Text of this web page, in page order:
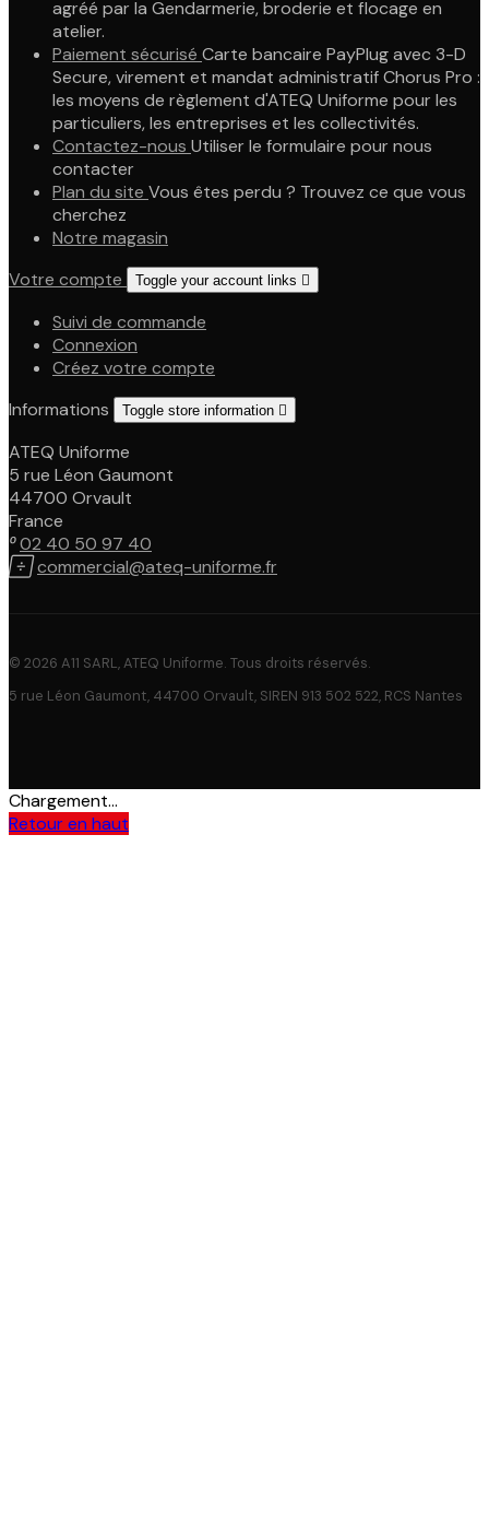
agréé par la Gendarmerie, broderie et flocage en
atelier.
Paiement sécurisé Carte bancaire PayPlug avec 3-D
Secure, virement et mandat administratif Chorus Pro :
les moyens de règlement d'ATEQ Uniforme pour les
particuliers, les entreprises et les collectivités.
Contactez-nous Utiliser le formulaire pour nous
contacter
Plan du site Vous êtes perdu ? Trouvez ce que vous
cherchez
Notre magasin
Votre compte
Toggle your account links 
Suivi de commande
Connexion
Créez votre compte
Informations
Toggle store information 
ATEQ Uniforme
5 rue Léon Gaumont
44700 Orvault
France
02 40 50 97 40
commercial@ateq-uniforme.fr
© 2026 A11 SARL, ATEQ Uniforme. Tous droits réservés.
5 rue Léon Gaumont, 44700 Orvault, SIREN 913 502 522, RCS Nantes
Chargement...
Retour en haut